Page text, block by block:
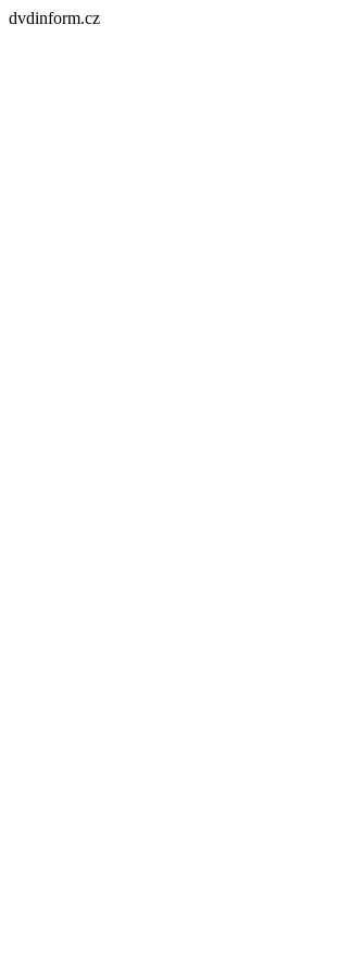
dvdinform.cz